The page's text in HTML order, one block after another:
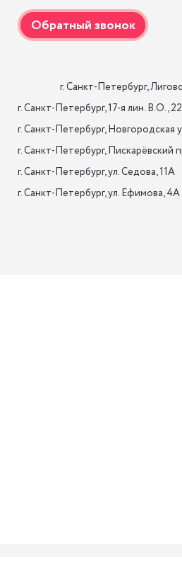
г. Санкт-Петербург, 17-я лин. B.O.,
г. Санкт-Петербург, Новгородская
г. Санкт-Петербург, Пискарёвский
г. Санкт-Петербург, ул. Седова, 11А
г. Санкт-Петербург, ул.